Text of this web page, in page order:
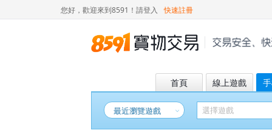
您好，歡迎來到8591！ 請登入 快速註冊
首頁 線上遊戲
最近瀏覽遊戲